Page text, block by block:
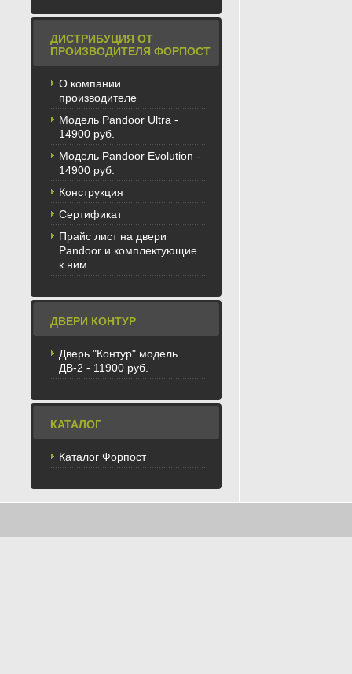
ДИСТРИБУЦИЯ ОТ
ПРОИЗВОДИТЕЛЯ ФОРПОСТ
О компании
производителе
Модель Pandoor Ultra -
14900 руб.
Модель Pandoor Evolution -
14900 руб.
Конструкция
Сертификат
Прайс лист на двери
Pandoor и комплектующие
к ним
ДВЕРИ КОНТУР
Дверь "Контур" модель
ДВ-2 - 11900 руб.
КАТАЛОГ
Каталог Форпост